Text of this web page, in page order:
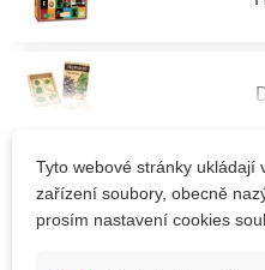
Tyto webové stránky ukládají
zařízení soubory, obecně
prosím nastavení cookies